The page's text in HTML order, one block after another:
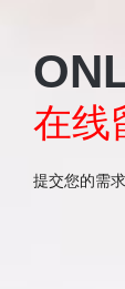
在线
提交您的需